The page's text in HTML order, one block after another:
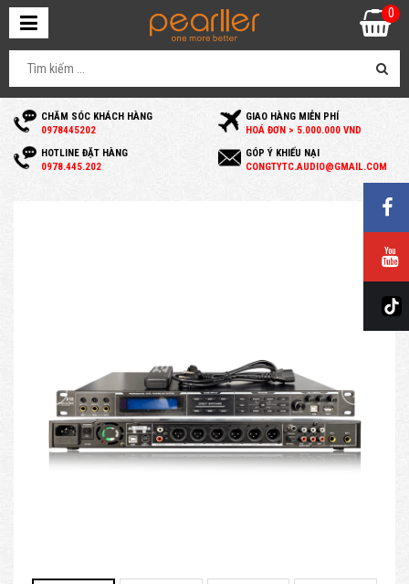
CHĂM SÓC KHÁCH HÀNG
0978445202
GIAO HÀNG MIỄN PHÍ
HOÁ ĐƠN > 5.000.000 VND
HOTLINE ĐẶT HÀNG
0978.445.202
GÓP Ý KHIẾU NẠI
CONGTYTC.AUDIO@GMAIL.COM
0